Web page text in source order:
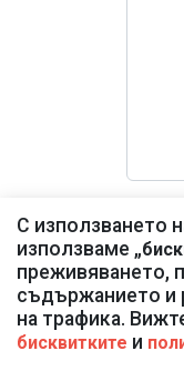
С използването
използваме „
преживяването,
съдържанието и
на трафика.
бисквитките и